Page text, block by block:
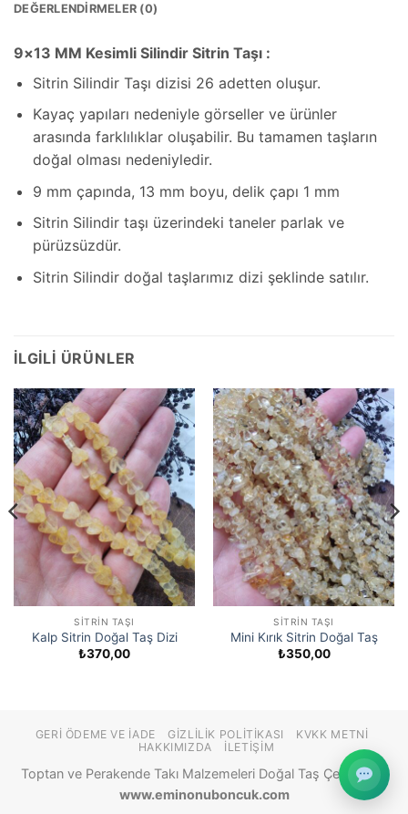
DEĞERLENDIRMELER (0)
9×13 MM Kesimli Silindir Sitrin Taşı :
Sitrin Silindir Taşı dizisi 26 adetten oluşur.
Kayaç yapıları nedeniyle görseller ve ürünler
arasında farklılıklar oluşabilir. Bu tamamen taşların
doğal olması nedeniyledir.
9 mm çapında, 13 mm boyu, delik çapı 1 mm
Sitrin Silindir taşı üzerindeki taneler parlak ve
pürüzsüzdür.
Sitrin Silindir doğal taşlarımız dizi şeklinde satılır.
İLGILI ÜRÜNLER
SITRIN TAŞI
Kalp Sitrin Doğal Taş Dizi
₺370,00
SITRIN TAŞI
Mini Kırık Sitrin Doğal Taş
₺350,00
GERI ÖDEME VE İADE GIZLILIK POLITIKASI
KVKK METNI
HAKKIMIZDA
İLETIŞIM
Toptan ve Perakende Takı Malzemeleri Doğal Taş Çeşitleri ©
www.eminonuboncuk.com